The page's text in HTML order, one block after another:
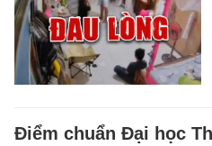
Điểm chuẩn Đại học